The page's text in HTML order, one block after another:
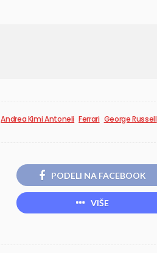
Andrea Kimi Antoneli Ferrari George Russell
PODELI NA FACEBOOK
VIŠE